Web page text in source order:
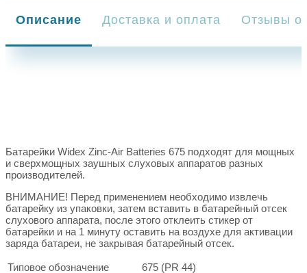
Описание Доставка и оплата Отзывы о
Батарейки Widex Zinc-Air Batteries 675 подходят для мощных
и сверхмощных заушных слуховых аппаратов разных
производителей.
ВНИМАНИЕ! Перед применением необходимо извлечь
батарейку из упаковки, затем вставить в батарейный отсек
слухового аппарата, после этого отклеить стикер от
батарейки и на 1 минуту оставить на воздухе для активации
заряда батареи, не закрывая батарейный отсек.
Типовое обозначение
675 (PR 44)